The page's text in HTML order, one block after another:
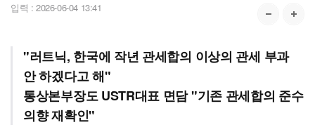
입력 : 2026-06-04 13:41
"러트닉, 한국에 작년 관세합의 이상의 관세 부과
안 하겠다고 해"
통상본부장도 USTR대표 면담 "기존 관세합의 준수
의향 재확인"